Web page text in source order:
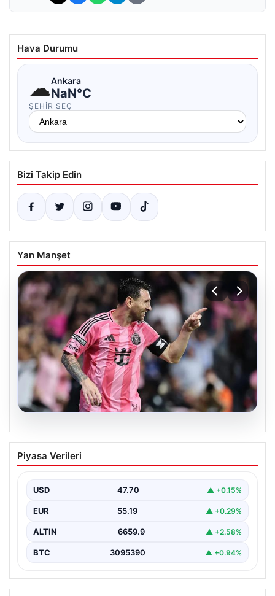
Hava Durumu
☁Ankara
NaN°C
ŞEHIR SEÇ
Bizi Takip Edin
Yan Manşet
06.08.2026
Dünya Kupası sonrası da durmuyor!
Messi yapacağını yaptı
Piyasa Verileri
USD 47.70 ▲ +0.15%
EUR 55.19 ▲ +0.29%
ALTIN 6659.9 ▲ +2.58%
BTC 3095390 ▲ +0.94%